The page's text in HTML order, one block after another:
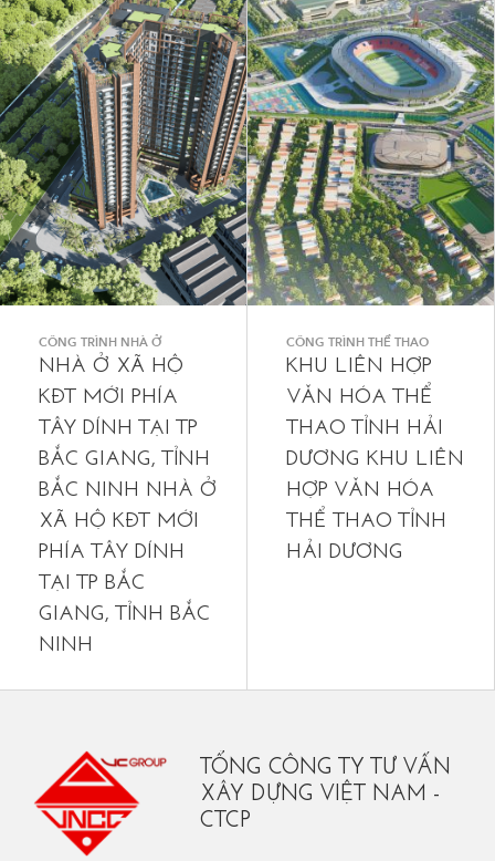
CÔNG TRÌNH NHÀ Ở
NHÀ Ở XÃ HỘ
KĐT MỚI PHÍA
TÂY DÍNH TẠI TP
BẮC GIANG, TỈNH
BẮC NINH NHÀ Ở
XÃ HỘ KĐT MỚI
PHÍA TÂY DÍNH
TẠI TP BẮC
GIANG, TỈNH BẮC
NINH
CÔNG TRÌNH THỂ THAO
KHU LIÊN HỢP
VĂN HÓA THỂ
THAO TỈNH HẢI
DƯƠNG KHU LIÊN
HỢP VĂN HÓA
THỂ THAO TỈNH
HẢI DƯƠNG
TỔNG CÔNG TY TƯ VẤN
XÂY DỰNG VIỆT NAM -
CTCP